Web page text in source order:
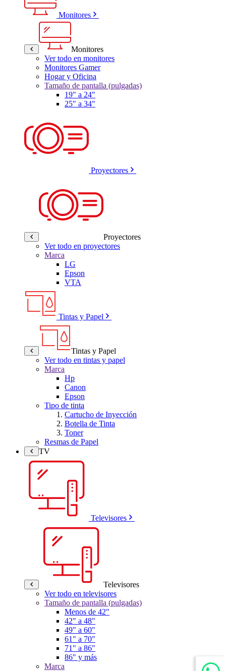
Monitores
Monitores
Ver todo en monitores
Monitores Gamer
Hogar y Oficina
Tamaño de pantalla (pulgadas)
19" a 24"
25" a 34"
Proyectores
Proyectores
Ver todo en proyectores
Marca
LG
Epson
VTA
Tintas y Papel
Tintas y Papel
Ver todo en tintas y papel
Marca
Hp
Canon
Epson
Tipo de tinta
Cartucho de Inyección
Botella de Tinta
Toner
Resmas de Papel
TV
Televisores
Televisores
Ver todo en televisores
Tamaño de pantalla (pulgadas)
Menos de 42"
42" a 48"
49" a 60"
61" a 70"
71" a 86"
86" y más
Marca